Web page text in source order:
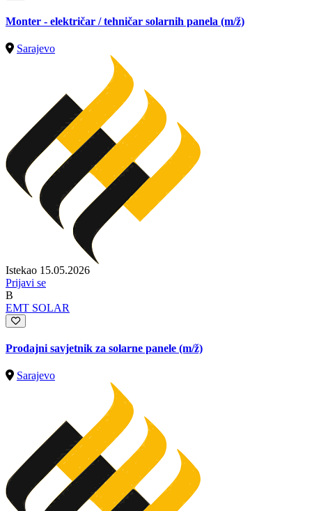
Monter - električar / tehničar solarnih panela (m/ž)
Sarajevo
Istekao 15.05.2026
Prijavi se
B
EMT SOLAR
Prodajni savjetnik za solarne panele (m/ž)
Sarajevo